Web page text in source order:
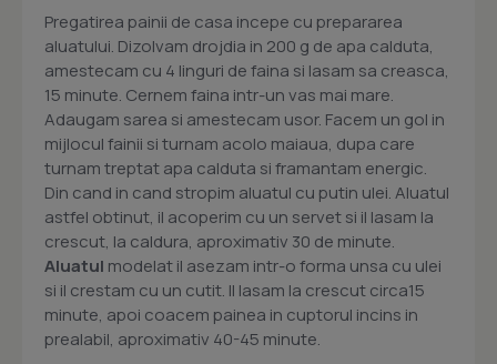
Pregatirea painii de casa incepe cu prepararea
aluatului. Dizolvam drojdia in 200 g de apa calduta,
amestecam cu 4 linguri de faina si lasam sa creasca,
15 minute. Cernem faina intr-un vas mai mare.
Adaugam sarea si amestecam usor. Facem un gol in
mijlocul fainii si turnam acolo maiaua, dupa care
turnam treptat apa calduta si framantam energic.
Din cand in cand stropim aluatul cu putin ulei. Aluatul
astfel obtinut, il acoperim cu un servet si il lasam la
crescut, la caldura, aproximativ 30 de minute.
Aluatul modelat il asezam intr-o forma unsa cu ulei
si il crestam cu un cutit. Il lasam la crescut circa15
minute, apoi coacem painea in cuptorul incins in
prealabil, aproximativ 40-45 minute.